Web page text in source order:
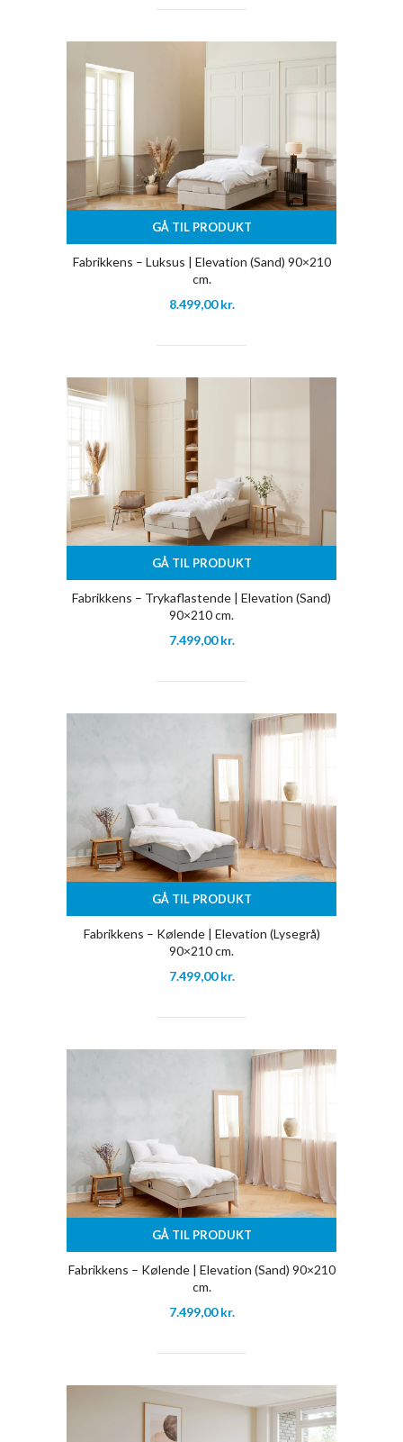
GÅ TIL PRODUKT
Fabrikkens – Luksus | Elevation (Sand) 90×210
cm.
8.499,00kr.
GÅ TIL PRODUKT
Fabrikkens – Trykaflastende | Elevation (Sand)
90×210 cm.
7.499,00kr.
GÅ TIL PRODUKT
Fabrikkens – Kølende | Elevation (Lysegrå)
90×210 cm.
7.499,00kr.
GÅ TIL PRODUKT
Fabrikkens – Kølende | Elevation (Sand) 90×210
cm.
7.499,00kr.